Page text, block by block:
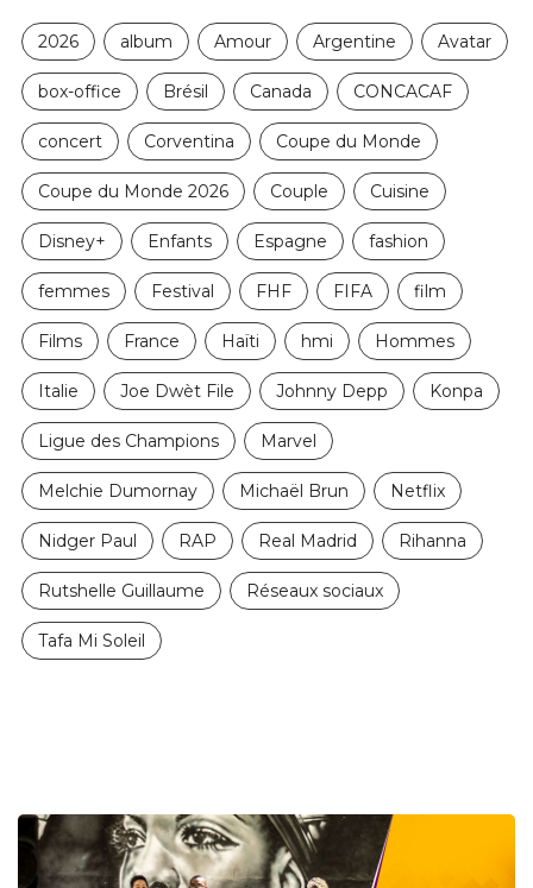
2026 album Amour Argentine Avatar
box-office Brésil Canada CONCACAF
concert Corventina Coupe du Monde
Coupe du Monde 2026 Couple Cuisine
Disney+ Enfants Espagne fashion
femmes Festival FHF FIFA film
Films France Haïti hmi Hommes
Italie Joe Dwèt File Johnny Depp Konpa
Ligue des Champions Marvel
Melchie Dumornay Michaël Brun Netflix
Nidger Paul RAP Real Madrid Rihanna
Rutshelle Guillaume Réseaux sociaux
Tafa Mi Soleil